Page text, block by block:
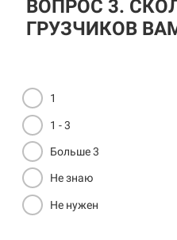
ВОПРОС 3.
ГРУЗЧИКОВ
1
1 - 3
Больше 3
Не знаю
Не нужен